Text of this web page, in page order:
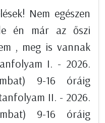
Nem egészen
én már az őszi
, meg is vannak
I. - 2026.
9-16 óráig
II. - 2026.
9-16 óráig